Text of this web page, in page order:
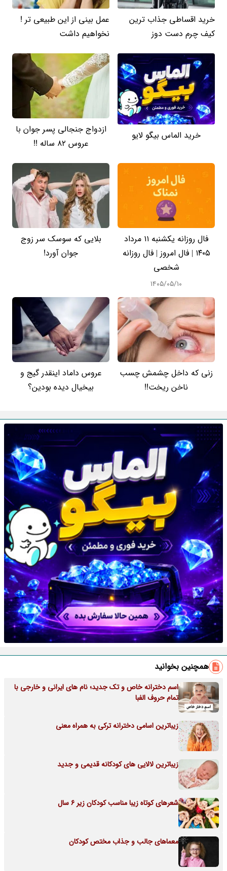
خرید اقساطی جذاب ترین
کیف چرم دست دوز
عمل بینی از این طبیعی تر !
نخواهیم داشت
خرید الماس بیگو لایو
ازدواج جنجالی پسر جوان با
عروس 82 ساله !!
فال روزانه یکشنبه ۱۱ مرداد
۱۴۰۵ | فال امروز | فال روزانه
شخصی
۱۴۰۵/۰۵/۱۰
بلایی که سوسک سر زوج
جوان آورد!
زنی که داخل چشمش چسب
ناخن ریخت!!
عروس داماد اینقدر گیج و
بیخیال دیده بودین؟
همچنین بخوانید
اسم دخترانه خاص و تک جدید؛ نام های ایرانی و خارجی با
تمام حروف الفبا
زیباترین اسامی دخترانه ترکی به همراه معنی
زیباترین لالایی های کودکانه قدیمی و جدید
شعرهای کوتاه زیبا مناسب کودکان زیر 6 سال
معماهای جالب و جذاب مختص کودکان